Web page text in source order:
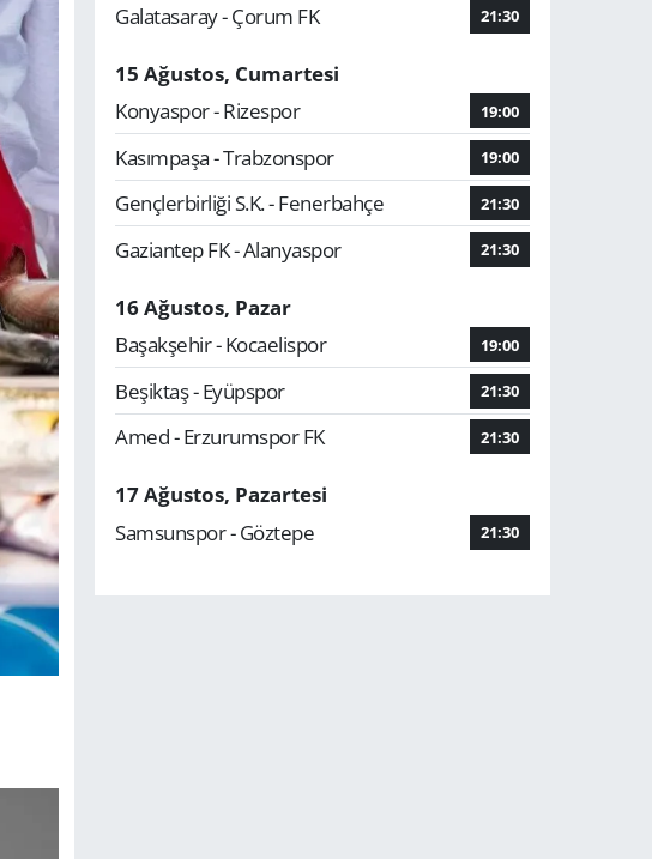
Galatasaray - Çorum FK
21:30
15 Ağustos, Cumartesi
Konyaspor - Rizespor
19:00
Kasımpaşa - Trabzonspor 19:00
Gençlerbirliği S.K. - Fenerbahçe 21:30
Gaziantep FK - Alanyaspor 21:30
16 Ağustos, Pazar
Başakşehir - Kocaelispor
19:00
Beşiktaş - Eyüpspor 21:30
Amed - Erzurumspor FK 21:30
17 Ağustos, Pazartesi
Samsunspor - Göztepe
21:30